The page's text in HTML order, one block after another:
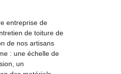
entreprise de
de toiture de
de nos artisans
: une échelle de
un